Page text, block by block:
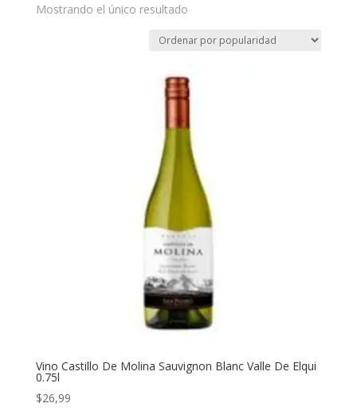
Mostrando el único resultado
Vino Castillo De Molina Sauvignon Blanc Valle De Elqui
0.75l
$26,99